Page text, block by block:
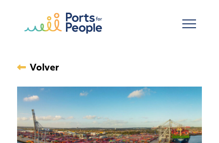
Volver